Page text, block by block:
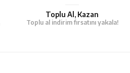
Toplu Al, Kazan
Toplu al indirim fırsatını yakala!